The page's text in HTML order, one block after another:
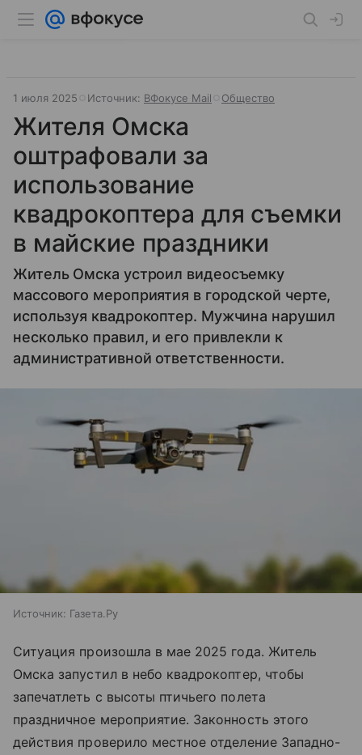
1 июля 2025 Источник: ВФокусе Mail Общество
Жителя Омска
оштрафовали за
использование
квадрокоптера для съемки
в майские праздники
Житель Омска устроил видеосъемку
массового мероприятия в городской черте,
используя квадрокоптер. Мужчина нарушил
несколько правил, и его привлекли к
административной ответственности.
Источник: Газета.Ру
Ситуация произошла в мае 2025 года. Житель
Омска запустил в небо квадрокоптер, чтобы
запечатлеть с высоты птичьего полета
праздничное мероприятие. Законность этого
действия проверило местное отделение Западно-